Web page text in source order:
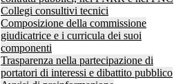
Collegi consultivi tecnici
Composizione della commissione
giudicatrice e i curricula dei suoi
componenti
Trasparenza nella partecipazione di
portatori di interessi e dibattito pubblico